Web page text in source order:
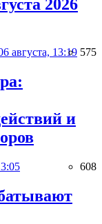
2026
августа, 13:19 575
и
608